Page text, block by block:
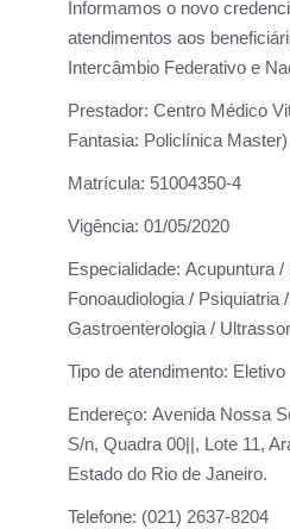
Informamos o novo
atendimentos aos
Intercâmbio Federativo e
Prestador: Centro Médico
Fantasia: Policlínica Master)
Matrícula: 51004350-4
Vigência: 01/05/2020
Especialidade: Acupuntura /
Fonoaudiologia / Psiquiatria
Gastroenterologia /
Tipo de atendimento: Eletivo
Endereço: Avenida Nossa
S/n, Quadra 00||, Lote 11,
Estado do Rio de Janeiro.
Telefone: (021) 2637-8204